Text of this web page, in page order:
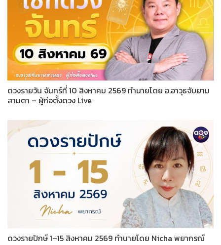
ดวงรายวัน จันทร์ที่ 10 สิงหาคม 2569 ทำนายโดย อ.อาวุธจับยาม
สามตา – ผู้ก่อตั้งดวง Live
ดวงรายปักษ์ 1–15 สิงหาคม 2569 ทำนายโดย Nicha พยากรณ์